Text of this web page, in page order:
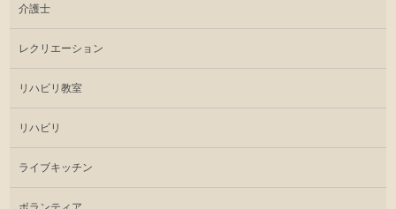
介護士
レクリエーション
リハビリ教室
リハビリ
ライブキッチン